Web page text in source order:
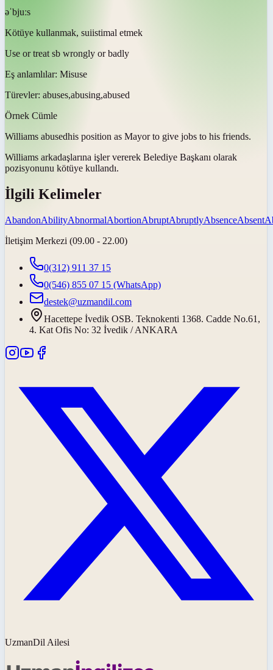
əˈbjuːs
Kötüye kullanmak, suiistimal etmek
Use or treat sb wrongly or badly
Eş anlamlılar: Misuse
Türevler: abuses,abusing,abused
Örnek Cümle
Williams abusedhis position as Mayor to give jobs to his friends.
Williams arkadaşlarına işler vererek Belediye Başkanı olarak
pozisyonunu kötüye kullandı.
İlgili Kelimeler
AbandonAbilityAbnormalAbortionAbruptAbruptlyAbsenceAbsent
İletişim Merkezi (09.00 - 22.00)
0(312) 911 37 15
0(546) 855 07 15 (WhatsApp)
destek@uzmandil.com
Hacettepe İvedik OSB. Teknokenti 1368. Cadde No.61,
4. Kat Ofis No: 32 İvedik / ANKARA
UzmanDil Ailesi